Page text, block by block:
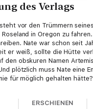
des Verlags
vor den Trümmern
in Oregon zu
Nate war schon seit
er weiß, sollte die Hütte
den obskuren Namen
plötzlich muss Nate eine
für möglich gehalten hätte?
ERSCHIENEN